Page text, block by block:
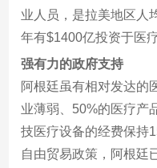
业人员，是拉美地区人
年有$1400亿投资于医疗
强有力的政府支持
阿根廷虽有相对发达的
业薄弱、50%的医疗产
技医疗设备的经费保持
自由贸易政策，阿根廷